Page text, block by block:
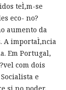
teÌ‚m-se
eco- no?
aumento da
A importaÌ‚ncia
Em Portugal,
com dois
e